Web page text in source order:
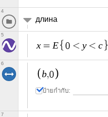
длина
4
x = E 0 < y < c
5
b,0
ป้ายกำกับ:
6
7